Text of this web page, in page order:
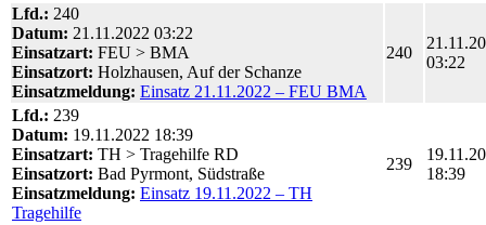
Lfd.: 240
Datum: 21.11.2022 03:22
Einsatzart: FEU > BMA
Einsatzort: Holzhausen, Auf der Schanze
Einsatzmeldung: Einsatz 21.11.2022 – FEU BMA
240
03:22
Lfd.: 239
Datum: 19.11.2022 18:39
Einsatzart: TH > Tragehilfe RD
Einsatzort: Bad Pyrmont, Südstraße
Einsatzmeldung: Einsatz 19.11.2022 – TH
Tragehilfe
239
18:39